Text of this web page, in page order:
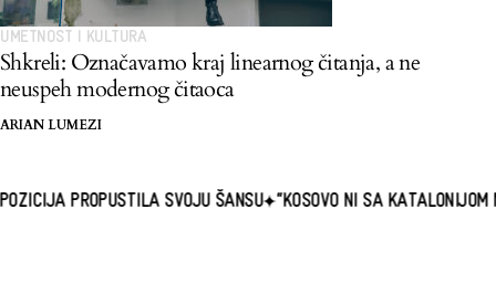
UMETNOST I KULTURA
Shkreli: Označavamo kraj linearnog čitanja, a ne
neuspeh modernog čitaoca
ARIAN LUMEZI
SVOJU ŠANSU “KOSOVO NI SA KATALONIJOM NI SA